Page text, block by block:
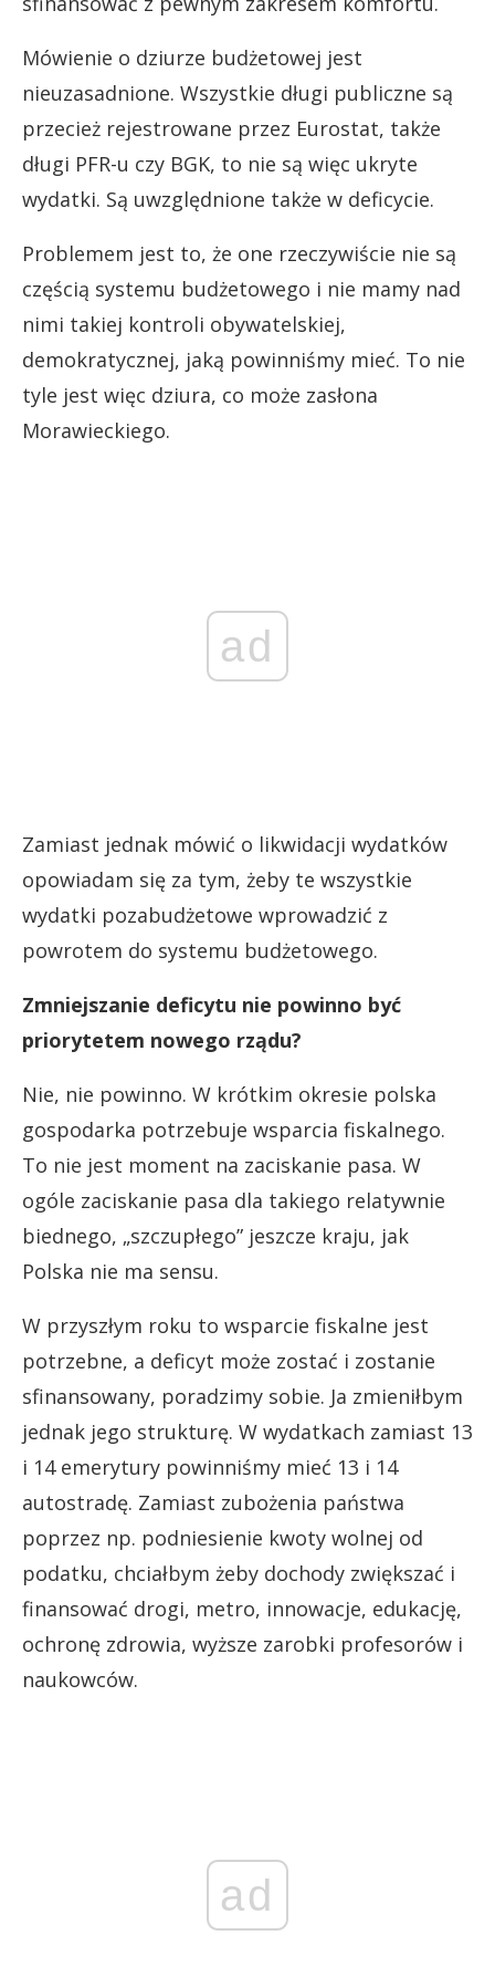
Mówienie o dziurze budżetowej jest
nieuzasadnione. Wszystkie długi publiczne są
przecież rejestrowane przez Eurostat, także
długi PFR-u czy BGK, to nie są więc ukryte
wydatki. Są uwzględnione także w deficycie.
Problemem jest to, że one rzeczywiście nie są
częścią systemu budżetowego i nie mamy nad
nimi takiej kontroli obywatelskiej,
demokratycznej, jaką powinniśmy mieć. To nie
tyle jest więc dziura, co może zasłona
Morawieckiego.
ad
Zamiast jednak mówić o likwidacji wydatków
opowiadam się za tym, żeby te wszystkie
wydatki pozabudżetowe wprowadzić z
powrotem do systemu budżetowego.
Zmniejszanie deficytu nie powinno być
priorytetem nowego rządu?
Nie, nie powinno. W krótkim okresie polska
gospodarka potrzebuje wsparcia fiskalnego.
To nie jest moment na zaciskanie pasa. W
ogóle zaciskanie pasa dla takiego relatywnie
biednego, „szczupłego” jeszcze kraju, jak
Polska nie ma sensu.
W przyszłym roku to wsparcie fiskalne jest
potrzebne, a deficyt może zostać i zostanie
sfinansowany, poradzimy sobie. Ja zmieniłbym
jednak jego strukturę. W wydatkach zamiast 13
i 14 emerytury powinniśmy mieć 13 i 14
autostradę. Zamiast zubożenia państwa
poprzez np. podniesienie kwoty wolnej od
podatku, chciałbym żeby dochody zwiększać i
finansować drogi, metro, innowacje, edukację,
ochronę zdrowia, wyższe zarobki profesorów i
naukowców.
ad